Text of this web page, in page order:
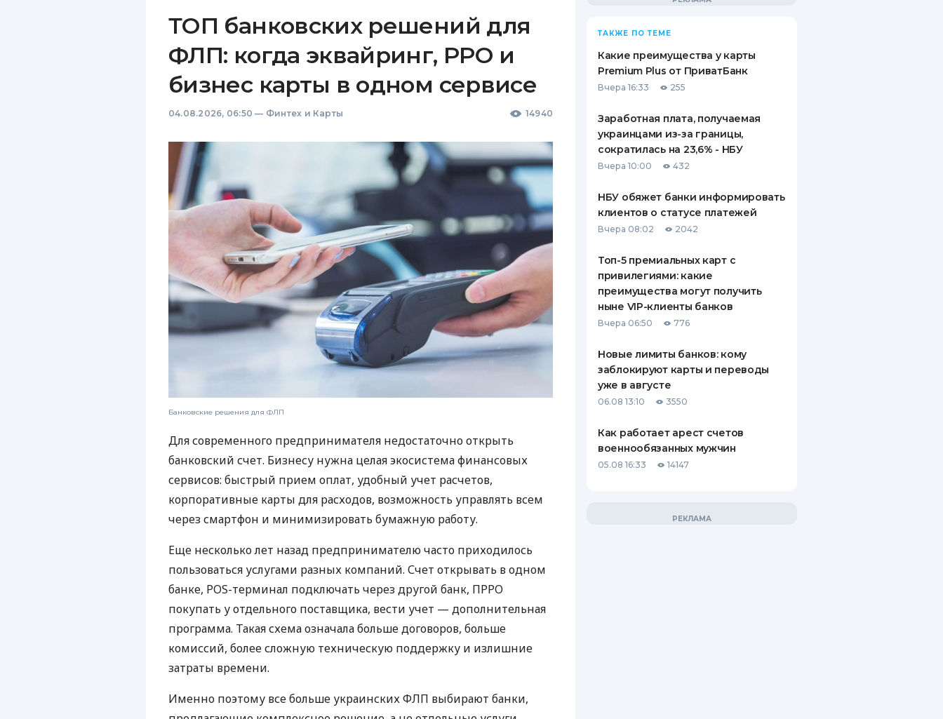
ТОП банковских решений для
ФЛП: когда эквайринг, РРО и
бизнес карты в одном сервисе
04.08.2026, 06:50 — Финтех и Карты 14940
Банковские решения для ФЛП
Для современного предпринимателя недостаточно открыть
банковский счет. Бизнесу нужна целая экосистема финансовых
сервисов: быстрый прием оплат, удобный учет расчетов,
корпоративные карты для расходов, возможность управлять всем
через смартфон и минимизировать бумажную работу.
Еще несколько лет назад предпринимателю часто приходилось
пользоваться услугами разных компаний. Счет открывать в одном
банке, POS-терминал подключать через другой банк, ПРРО
покупать у отдельного поставщика, вести учет — дополнительная
программа. Такая схема означала больше договоров, больше
комиссий, более сложную техническую поддержку и излишние
затраты времени.
Именно поэтому все больше украинских ФЛП выбирают банки,
ТАКЖЕ ПО ТЕМЕ
Какие преимущества у карты
Premium Plus от ПриватБанк
Вчера 16:33 255
Заработная плата, получаемая
украинцами из-за границы,
сократилась на 23,6% - НБУ
Вчера 10:00 432
НБУ обяжет банки информировать
клиентов о статусе платежей
Вчера 08:02 2042
Топ-5 премиальных карт с
привилегиями: какие
преимущества могут получить
ныне VIP-клиенты банков
Вчера 06:50 776
Новые лимиты банков: кому
заблокируют карты и переводы
уже в августе
06.08 13:10 3550
Как работает арест счетов
военнообязанных мужчин
05.08 16:33 14147